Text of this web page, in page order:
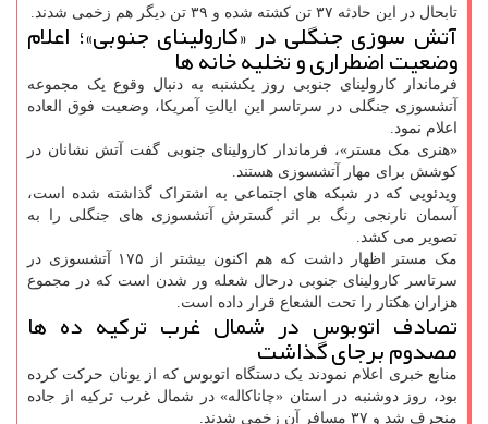
تابحال در این حادثه ۳۷ تن کشته شده و ۳۹ تن دیگر هم زخمی شدند.
آتش سوزی جنگلی در «کارولینای جنوبی»؛ اعلام
وضعیت اضطراری و تخلیه خانه ها
فرماندار کارولینای جنوبی روز یکشنبه به دنبال وقوع یک مجموعه
آتشسوزی جنگلی در سرتاسر این ایالتِ آمریکا، وضعیت فوق العاده
اعلام نمود.
«هنری مک مستر»، فرماندار کارولینای جنوبی گفت آتش نشانان در
کوشش برای مهار آتشسوزی هستند.
ویدئویی که در شبکه های اجتماعی به اشتراک گذاشته شده است،
آسمان نارنجی رنگ بر اثر گسترش آتشسوزی های جنگلی را به
تصویر می کشد.
مک مستر اظهار داشت که هم اکنون بیشتر از ۱۷۵ آتشسوزی در
سرتاسر کارولینای جنوبی درحال شعله ور شدن است که در مجموع
هزاران هکتار را تحت الشعاع قرار داده است.
تصادف اتوبوس در شمال غرب ترکیه ده ها
مصدوم برجای گذاشت
منابع خبری اعلام نمودند یک دستگاه اتوبوس که از یونان حرکت کرده
بود، روز دوشنبه در استان «چاناکاله» در شمال غرب ترکیه از جاده
منحرف شد و ۳۷ مسافر آن زخمی شدند.